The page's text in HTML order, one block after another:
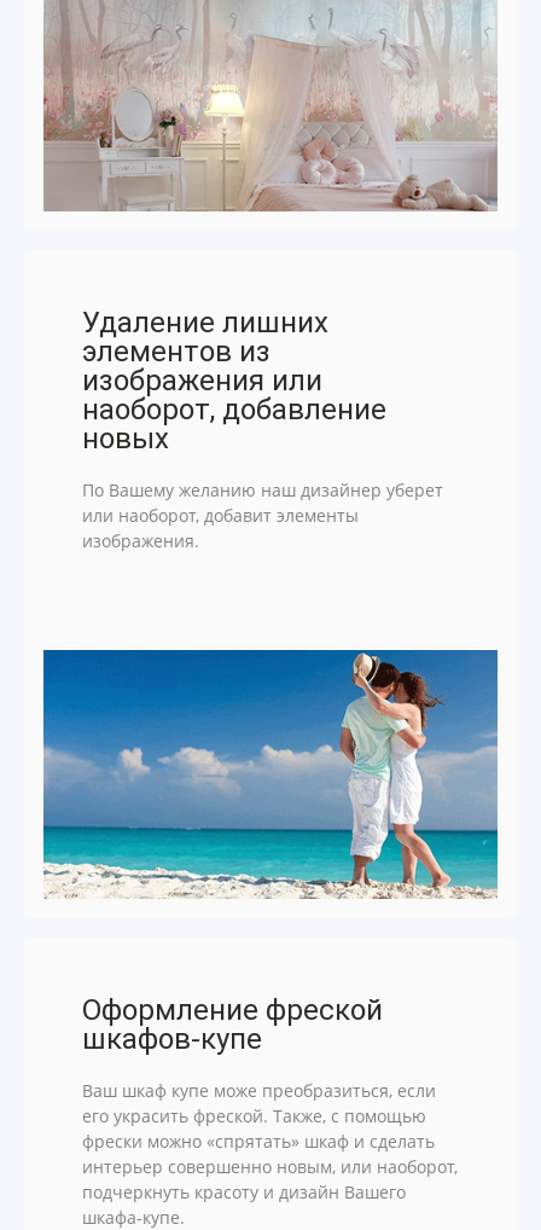
Удаление лишних
элементов из
изображения или
наоборот, добавление
новых
По Вашему желанию наш дизайнер уберет
или наоборот, добавит элементы
изображения.
Оформление фреской
шкафов-купе
Ваш шкаф купе може преобразиться, если
его украсить фреской. Также, с помощью
фрески можно «спрятать» шкаф и сделать
интерьер совершенно новым, или наоборот,
подчеркнуть красоту и дизайн Вашего
шкафа-купе.